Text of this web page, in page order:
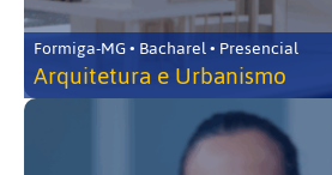
Formiga-MG • Bacharel • Presencial
Arquitetura e Urbanismo